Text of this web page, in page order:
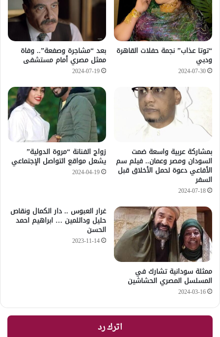
“توتا عذاب” نجمة حفلات القاهرة
ودبي
2024-07-30
بعد “مشاجرة وصفعة”.. وفاة
ممثل مصري أمام مستشفى
2024-07-19
بمشاركة عربية واسعة ضمت
السودان ومصر وعمان.. فيلم سم
الأفاعي دعوة لحمل الأخلاق قبل
السفر
2024-07-18
زواج الفنانة “مروة الدولية”
يشعل مواقع التواصل الإجتماعي
2024-04-19
ممثلة سودانية تشارك في
المسلسل المصري الحشاشين
2024-03-16
غرار العبوس .. دار الكمال ونقاص
حليل وداللمين … ابراهيم احمد
الحسن
2023-11-14
اترك رد